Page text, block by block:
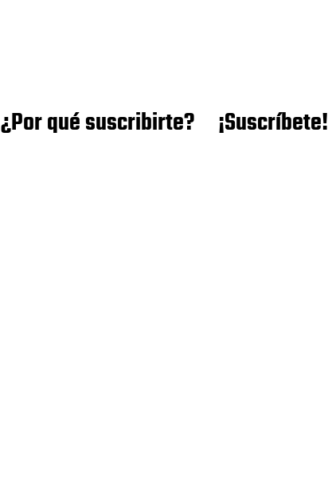
¿Por qué suscribirte? ¡Suscríbete!